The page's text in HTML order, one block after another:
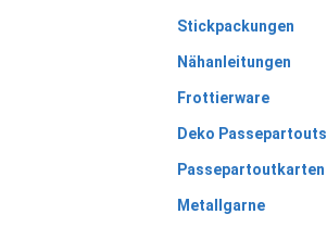
Stickpackungen
Nähanleitungen
Frottierware
Deko Passepartouts
Passepartoutkarten
Metallgarne